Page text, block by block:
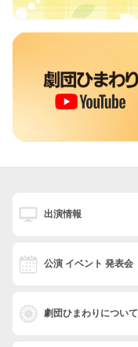
出演情報
公演 イベント 発表会
劇団ひまわりについて